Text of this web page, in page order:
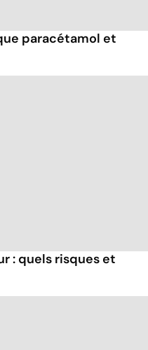
paracétamol et
: quels risques et